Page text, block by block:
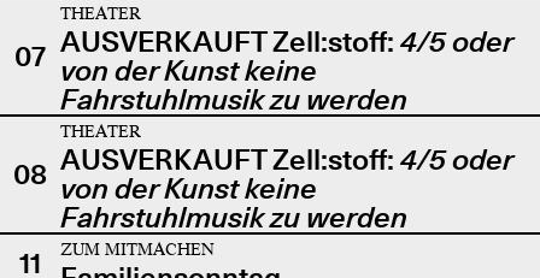
07
THEATER
AUSVERKAUFT Zell:stoff: 4/5 oder
von der Kunst keine
Fahrstuhlmusik zu werden
08
THEATER
AUSVERKAUFT Zell:stoff: 4/5 oder
von der Kunst keine
Fahrstuhlmusik zu werden
11
ZUM MITMACHEN